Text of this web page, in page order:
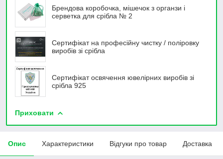
Брендова коробочка, мішечок з органзи і
серветка для срібла № 2
Сертифікат на професійну чистку / поліровку
виробів зі срібла
Сертифікат освячення ювелірних виробів зі
срібла 925
Приховати
Опис Характеристики Відгуки про товар Доставка